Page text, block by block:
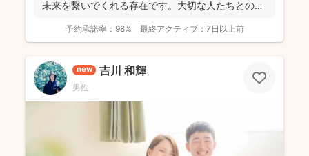
未来を繋いでくれる存在です。大切な人たちとの写
予約承諾率： 98% 最終アクティブ： 7日以上前
new 吉川 和輝
男性